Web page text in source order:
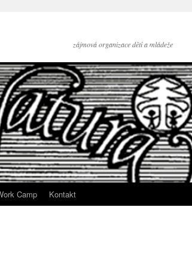
zájmová organizace dětí a mládeže
Camp Kontakt